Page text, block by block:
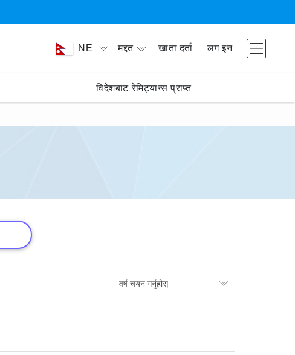
NE मद्दत खाता दर्ता लग इन
विदेशबाट रेमिट्यान्स प्राप्त
वर्ष चयन गर्नुहोस्